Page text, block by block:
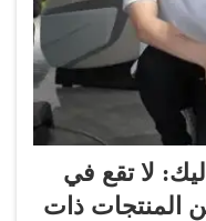
لا تقع في
من المنتجات ذات